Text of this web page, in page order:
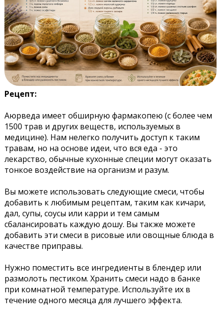
Рецепт:
Аюрведа имеет обширную фармакопею (с более чем
1500 трав и других веществ, используемых в
медицине). Нам нелегко получить доступ к таким
травам, но на основе идеи, что вся еда - это
лекарство, обычные кухонные специи могут оказать
тонкое воздействие на организм и разум.
Вы можете использовать следующие смеси, чтобы
добавить к любимым рецептам, таким как кичари,
дал, супы, соусы или карри и тем самым
сбалансировать каждую дошу. Вы также можете
добавить эти смеси в рисовые или овощные блюда в
качестве приправы.
Нужно поместить все ингредиенты в блендер или
размолоть пестиком. Хранить смеси надо в банке
при комнатной температуре. Используйте их в
течение одного месяца для лучшего эффекта.